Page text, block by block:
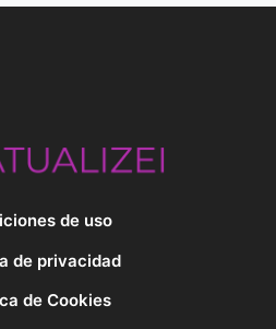
de uso
de privacidad
de Cookies